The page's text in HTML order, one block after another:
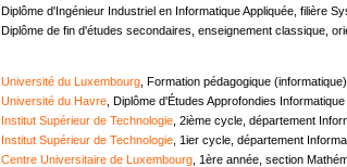
Diplôme d'Ingénieur Industriel en Informatique Appliquée, filière
Diplôme de fin d'études secondaires, enseignement classique,
Université du Luxembourg , Formation pédagogique (informatique)
Université du Havre , Diplôme d'Études Approfondies
Institut Supérieur de Technologie , 2ième cycle, département
Institut Supérieur de Technologie , 1ier cycle, département
Centre Universitaire de Luxembourg , 1ère année, section